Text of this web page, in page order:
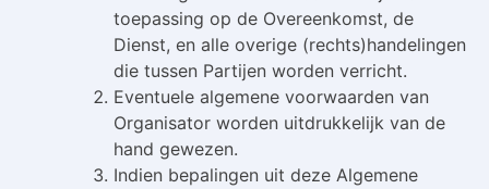
toepassing op de Overeenkomst, de
Dienst, en alle overige (rechts)handelingen
die tussen Partijen worden verricht.
Eventuele algemene voorwaarden van
Organisator worden uitdrukkelijk van de
hand gewezen.
Indien bepalingen uit deze Algemene